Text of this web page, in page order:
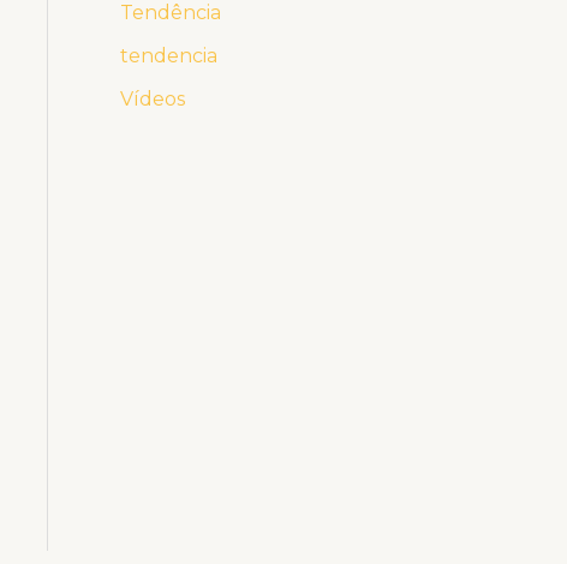
Tendência
tendencia
Vídeos